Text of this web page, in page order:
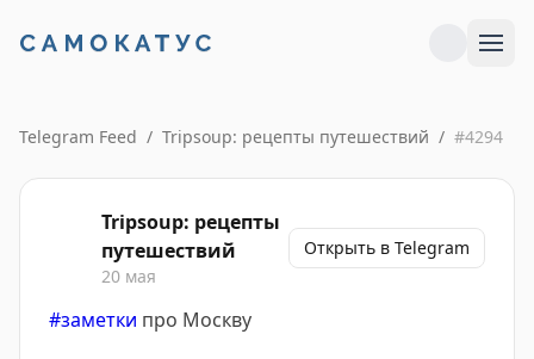
Telegram Feed / Tripsoup: рецепты путешествий / #4294
Tripsoup: рецепты
путешествий
20 мая
Открыть в Telegram
#заметки про Москву